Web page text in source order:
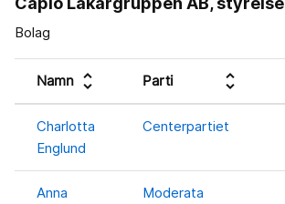
Bolag
Namn unfold_more Parti unfold_more
Charlotta
Englund
Centerpartiet
Anna
Moderata